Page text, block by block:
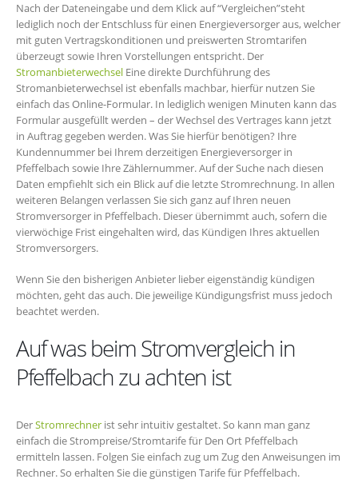
Nach der Dateneingabe und dem Klick auf “Vergleichen”steht
lediglich noch der Entschluss für einen Energieversorger aus, welcher
mit guten Vertragskonditionen und preiswerten Stromtarifen
überzeugt sowie Ihren Vorstellungen entspricht. Der
Stromanbieterwechsel Eine direkte Durchführung des
Stromanbieterwechsel ist ebenfalls machbar, hierfür nutzen Sie
einfach das Online-Formular. In lediglich wenigen Minuten kann das
Formular ausgefüllt werden – der Wechsel des Vertrages kann jetzt
in Auftrag gegeben werden. Was Sie hierfür benötigen? Ihre
Kundennummer bei Ihrem derzeitigen Energieversorger in
Pfeffelbach sowie Ihre Zählernummer. Auf der Suche nach diesen
Daten empfiehlt sich ein Blick auf die letzte Stromrechnung. In allen
weiteren Belangen verlassen Sie sich ganz auf Ihren neuen
Stromversorger in Pfeffelbach. Dieser übernimmt auch, sofern die
vierwöchige Frist eingehalten wird, das Kündigen Ihres aktuellen
Stromversorgers.
Wenn Sie den bisherigen Anbieter lieber eigenständig kündigen
möchten, geht das auch. Die jeweilige Kündigungsfrist muss jedoch
beachtet werden.
Auf was beim Stromvergleich in
Pfeffelbach zu achten ist
DerStromrechner ist sehr intuitiv gestaltet. So kann man ganz
einfach die Strompreise/Stromtarife für Den Ort Pfeffelbach
ermitteln lassen. Folgen Sie einfach zug um Zug den Anweisungen im
Rechner. So erhalten Sie die günstigen Tarife für Pfeffelbach.